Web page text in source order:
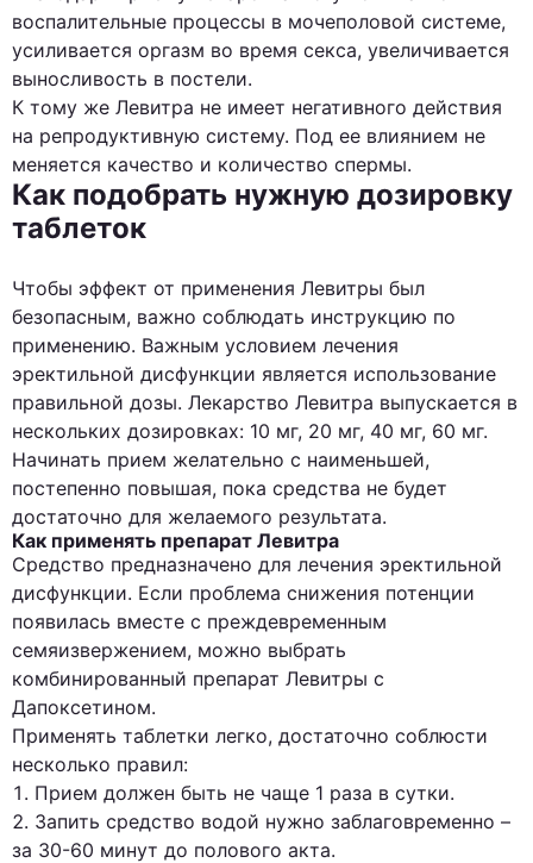
воспалительные процессы в мочеполовой системе,
усиливается оргазм во время секса, увеличивается
выносливость в постели.
К тому же Левитра не имеет негативного действия
на репродуктивную систему. Под ее влиянием не
меняется качество и количество спермы.
Как подобрать нужную дозировку
таблеток
Чтобы эффект от применения Левитры был
безопасным, важно соблюдать инструкцию по
применению. Важным условием лечения
эректильной дисфункции является использование
правильной дозы. Лекарство Левитра выпускается в
нескольких дозировках: 10 мг, 20 мг, 40 мг, 60 мг.
Начинать прием желательно с наименьшей,
постепенно повышая, пока средства не будет
достаточно для желаемого результата.
Как применять препарат Левитра
Средство предназначено для лечения эректильной
дисфункции. Если проблема снижения потенции
появилась вместе с преждевременным
семяизвержением, можно выбрать
комбинированный препарат Левитры с
Дапоксетином.
Применять таблетки легко, достаточно соблюсти
несколько правил:
Прием должен быть не чаще 1 раза в сутки.
Запить средство водой нужно заблаговременно –
за 30-60 минут до полового акта.